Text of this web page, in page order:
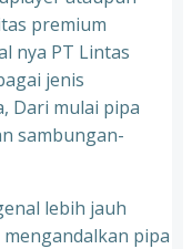
premium
nya PT Lintas
jenis
Dari mulai pipa
sambungan-
lebih jauh
pipa